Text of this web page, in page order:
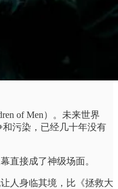
of Men）。未来世界
和污染，已经几十年没有
直接成了神级场面。
人身临其境，比《拯救大